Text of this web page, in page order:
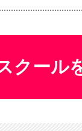
クール